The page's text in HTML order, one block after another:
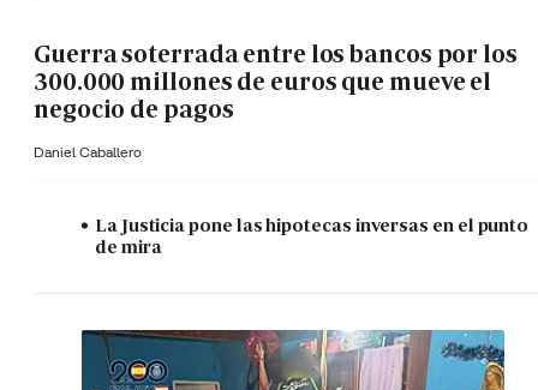
Guerra soterrada entre los bancos por los
300.000 millones de euros que mueve el
negocio de pagos
Daniel Caballero
La Justicia pone las hipotecas inversas en el punto
de mira